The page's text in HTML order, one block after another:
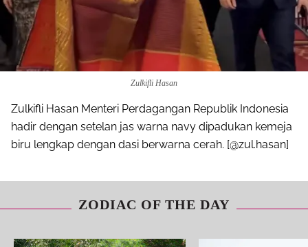
Zulkifli Hasan
Zulkifli Hasan Menteri Perdagangan Republik Indonesia
hadir dengan setelan jas warna navy dipadukan kemeja
biru lengkap dengan dasi berwarna cerah. [@zul.hasan]
ZODIAC OF THE DAY